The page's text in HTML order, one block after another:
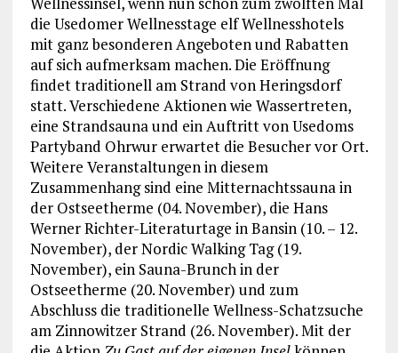
die Usedomer Wellnesstage elf Wellnesshotels
mit ganz besonderen Angeboten und Rabatten
auf sich aufmerksam machen. Die Eröffnung
findet traditionell am Strand von Heringsdorf
statt. Verschiedene Aktionen wie Wassertreten,
eine Strandsauna und ein Auftritt von Usedoms
Partyband Ohrwur erwartet die Besucher vor Ort.
Weitere Veranstaltungen in diesem
Zusammenhang sind eine Mitternachtssauna in
der Ostseetherme (04. November), die Hans
Werner Richter-Literaturtage in Bansin (10. – 12.
November), der Nordic Walking Tag (19.
November), ein Sauna-Brunch in der
Ostseetherme (20. November) und zum
Abschluss die traditionelle Wellness-Schatzsuche
am Zinnowitzer Strand (26. November). Mit der